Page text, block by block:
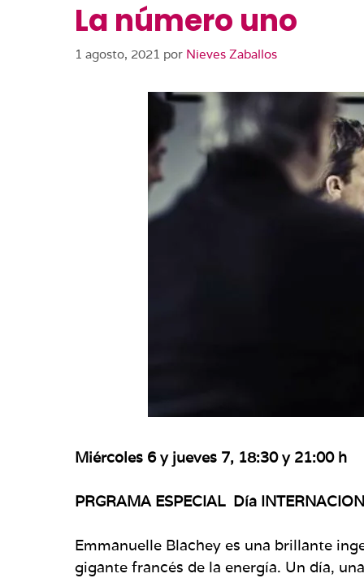
La número uno
1 agosto, 2021 por Nieves Zaballos
Miércoles 6 y jueves 7, 18:30 y 21:00 h
PRGRAMA ESPECIAL Día
Emmanuelle Blachey es una brillante
gigante francés de la energía. Un día,